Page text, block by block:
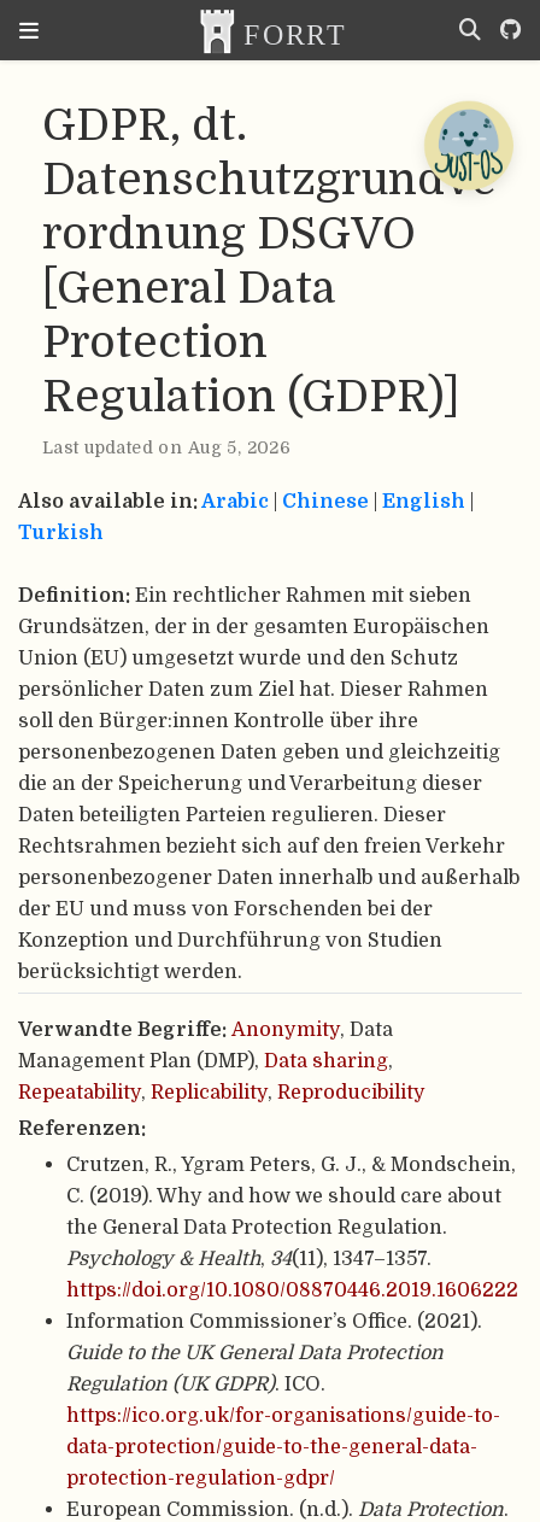
GDPR, dt.
Datenschutzgrundve
rordnung DSGVO
[General Data
Protection
Regulation (GDPR)]
Last updated on Aug 5, 2026
Also available in:Arabic Chinese English
Turkish
Definition: Ein rechtlicher Rahmen mit sieben
Grundsätzen, der in der gesamten Europäischen
Union (EU) umgesetzt wurde und den Schutz
persönlicher Daten zum Ziel hat. Dieser Rahmen
soll den Bürger:innen Kontrolle über ihre
personenbezogenen Daten geben und gleichzeitig
die an der Speicherung und Verarbeitung dieser
Daten beteiligten Parteien regulieren. Dieser
Rechtsrahmen bezieht sich auf den freien Verkehr
personenbezogener Daten innerhalb und außerhalb
der EU und muss von Forschenden bei der
Konzeption und Durchführung von Studien
berücksichtigt werden.
Verwandte Begriffe: Anonymity, Data
Management Plan (DMP), Data sharing,
Repeatability, Replicability, Reproducibility
Referenzen:
Crutzen, R., Ygram Peters, G. J., & Mondschein,
C. (2019). Why and how we should care about
the General Data Protection Regulation.
Psychology & Health, 34(11), 1347–1357.
https://doi.org/10.1080/08870446.2019.1606222
Information Commissioner’s Office. (2021).
Guide to the UK General Data Protection
Regulation (UK GDPR). ICO.
https://ico.org.uk/for-organisations/guide-to-
data-protection/guide-to-the-general-data-
protection-regulation-gdpr/
European Commission. (n.d.). Data Protection.